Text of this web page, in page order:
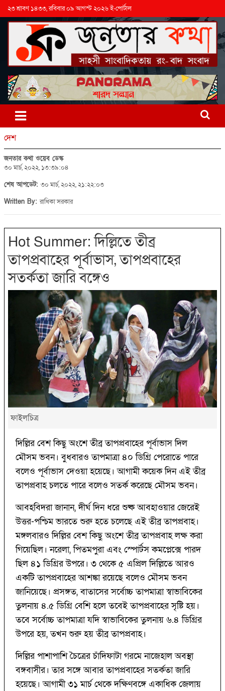
২৩ শ্রাবণ ১৪৩৩, রবিবার ০৯ আগস্ট ২০২৬ ই-পোর্টাল
দেশ
জনতার কথা ওয়েব ডেস্ক
৩০ মার্চ, ২০২২, ১৩:৩৯:০৪
শেষ আপডেট: ৩০ মার্চ, ২০২২, ২১:২২:০৩
Written By:রাধিকা সরকার
Hot Summer: দিল্লিতে তীব্র
তাপপ্রবাহের পূর্বাভাস, তাপপ্রবাহের
সতর্কতা জারি বঙ্গেও
ফাইলচিত্র
দিল্লির বেশ কিছু অংশে তীব্র তাপপ্রবাহের পূর্বাভাস দিল
মৌসম ভবন। বুধবারও তাপমাত্রা ৪০ ডিগ্রি পেরোতে পারে
বলেও পূর্বাভাস দেওয়া হয়েছে। আগামী কয়েক দিন এই তীব্র
তাপপ্রবাহ চলতে পারে বলেও সতর্ক করেছে মৌসম ভবন।
আবহবিদরা জানান, দীর্ঘ দিন ধরে শুষ্ক আবহাওয়ার জেরেই
উত্তর-পশ্চিম ভারতে শুরু হতে চলেছে এই তীব্র তাপপ্রবাহ।
মঙ্গলবারও দিল্লির বেশ কিছু অংশে তীব্র তাপপ্রবাহ লক্ষ করা
গিয়েছিল। নরেলা, পিতমপুরা এবং স্পোর্টস কমপ্লেক্সে পারদ
ছিল ৪১ ডিগ্রির উপরে। ৩ থেকে ৫ এপ্রিল দিল্লিতে আরও
একটি তাপপ্রবাহের আশঙ্কা রয়েছে বলেও মৌসম ভবন
জানিয়েছে। প্রসঙ্গত, বাতাসের সর্বোচ্চ তাপমাত্রা স্বাভাবিকের
তুলনায় ৪.৫ ডিগ্রি বেশি হলে তবেই তাপপ্রবাহের সৃষ্টি হয়।
তবে সর্বোচ্চ তাপমাত্রা যদি স্বাভাবিকের তুলনায় ৬.৪ ডিগ্রির
উপরে হয়, তখন শুরু হয় তীব্র তাপপ্রবাহ।
দিল্লির পাশাপাশি চৈত্রের চাঁদিফাটা গরমে নাজেহাল অবস্থা
বঙ্গবাসীর। তার সঙ্গে আবার তাপপ্রবাহের সতর্কতা জারি
হয়েছে। আগামী ৩১ মার্চ থেকে দক্ষিণবঙ্গে একাধিক জেলায়